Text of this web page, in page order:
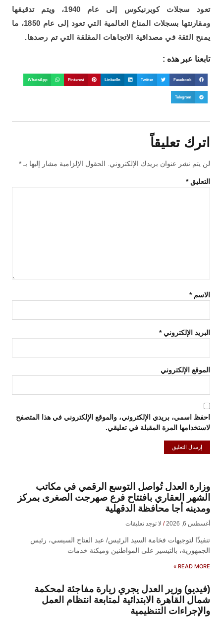
تعود سجلات كوبرنيكوس إلى عام 1940، ويتم تدقيقها
ومقارنتها بسجلات المناخ العالمية التي تعود إلى عام 1850، ما
يمنح الثقة في مصداقية الاتجاهات المقلقة التي تم رصدها.
تابعنا عبر هذه :
Facebook
Twitter
LinkedIn
Pinterest
WhatsApp
Telegram
اترك تعليقاً
لن يتم نشر عنوان بريدك الإلكتروني. الحقول الإلزامية مشار إليها بـ *
التعليق*
الاسم*
البريد الإلكتروني*
الموقع الإلكتروني
احفظ اسمي، بريدي الإلكتروني، والموقع الإلكتروني في هذا المتصفح
لاستخدامها المرة المقبلة في تعليقي.
وزارة العدل تُواصل التوسع الرقمي في مكاتب
الشهر العقاري بافتتاح فرع صهرجت الصغرى بمركز
ومدينه أجا محافظة الدقهلية
أغسطس 6, 2026 لا توجد تعليقات
تنفيذًا لتوجيهات فخامة السيد الرئيس/ عبد الفتاح السيسي، رئيس
الجمهورية، بالتيسير على المواطنين وميكنة خدمات
READ MORE »
(فيديو) وزير العدل يجري زيارة مفاجئة لمحكمة
شمال القاهرة الابتدائية لمتابعة انتظام العمل
والإجراءات التنظيمية